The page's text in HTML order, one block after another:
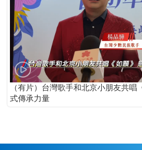
（有片）台灣歌手和北京小朋友共
式傳承力量